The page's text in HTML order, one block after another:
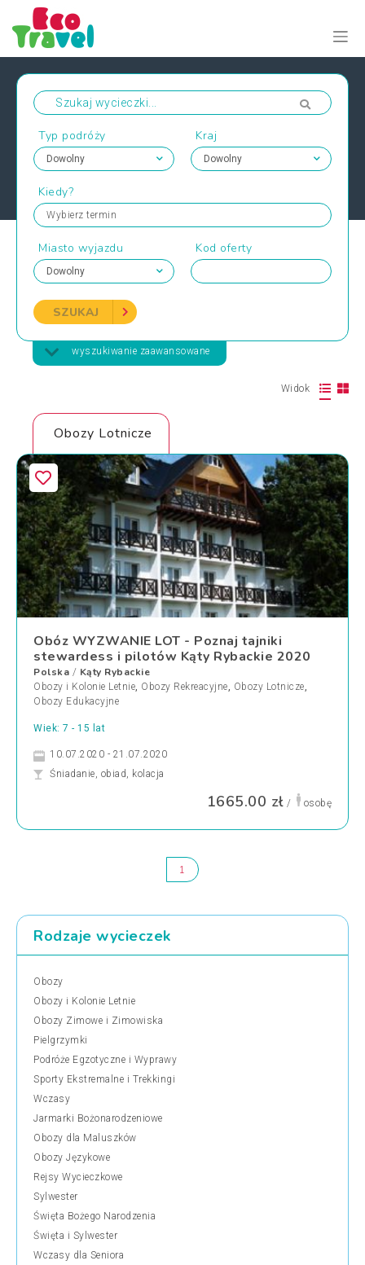
Typ podróży Kraj
Kiedy?
Wybierz termin
Miasto wyjazdu Kod oferty
SZUKAJ
wyszukiwanie zaawansowane
Widok
Obozy Lotnicze
Obóz WYZWANIE LOT - Poznaj tajniki
stewardess i pilotów Kąty Rybackie 2020
Polska / Kąty Rybackie
Obozy i Kolonie Letnie, Obozy Rekreacyjne, Obozy Lotnicze,
Obozy Edukacyjne
Wiek: 7 - 15 lat
10.07.2020 - 21.07.2020
Śniadanie, obiad, kolacja
1665.00 zł / osobę
1
Rodzaje wycieczek
Obozy
Obozy i Kolonie Letnie
Obozy Zimowe i Zimowiska
Pielgrzymki
Podróże Egzotyczne i Wyprawy
Sporty Ekstremalne i Trekkingi
Wczasy
Jarmarki Bożonarodzeniowe
Obozy dla Maluszków
Obozy Językowe
Rejsy Wycieczkowe
Sylwester
Święta Bożego Narodzenia
Święta i Sylwester
Wczasy dla Seniora